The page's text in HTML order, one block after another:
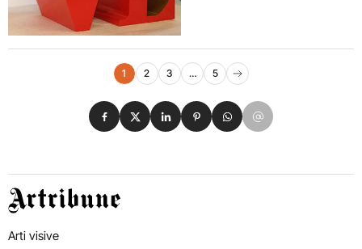
Navigazione eventi
1 2 3 … 5
Pagina successiva
Condividi su Facebook
Condividi su X
Condividi su LinkedIn
Condividi su Pinterest
Condividi su WhatsApp
Condividi su Email
Artribune
Arti visive